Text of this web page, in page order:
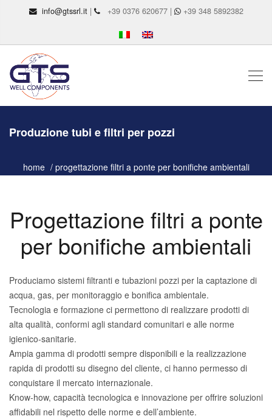
info@gtssrl.it| +39 0376 620677 | +39 348 5892382
Produzione tubi e filtri per pozzi
home progettazione filtri a ponte per bonifiche ambientali
Progettazione filtri a ponte
per bonifiche ambientali
Produciamo sistemi filtranti e tubazioni pozzi per la captazione di
acqua, gas, per monitoraggio e bonifica ambientale.
Tecnologia e formazione ci permettono di realizzare prodotti di
alta qualità, conformi agli standard comunitari e alle norme
igienico-sanitarie.
Ampia gamma di prodotti sempre disponibili e la realizzazione
rapida di prodotti su disegno del cliente, ci hanno permesso di
conquistare il mercato internazionale.
Know-how, capacità tecnologica e innovazione per offrire soluzioni
affidabili nel rispetto delle norme e dell’ambiente.